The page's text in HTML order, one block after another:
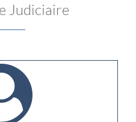
Judiciaire